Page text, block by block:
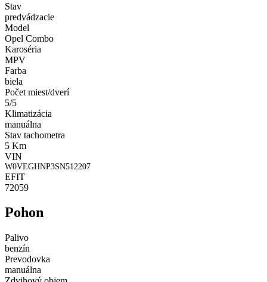
Stav
predvádzacie
Model
Opel Combo
Karoséria
MPV
Farba
biela
Počet miest/dverí
5/5
Klimatizácia
manuálna
Stav tachometra
5 Km
VIN
W0VEGHNP3SN512207
EFIT
72059
Pohon
Palivo
benzín
Prevodovka
manuálna